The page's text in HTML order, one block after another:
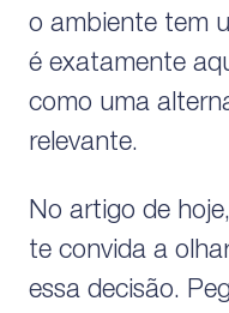
o ambiente tem
é exatamente
como uma
relevante.
No artigo de
te convida a
essa decisão.